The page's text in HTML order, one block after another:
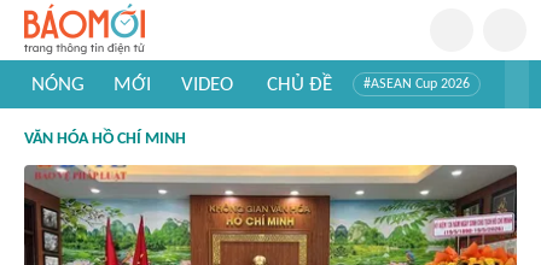
NÓNG MỚI VIDEO CHỦ ĐỀ #ASEAN Cup 2026
#Khám phá thế giới
VĂN HÓA HỒ CHÍ MINH